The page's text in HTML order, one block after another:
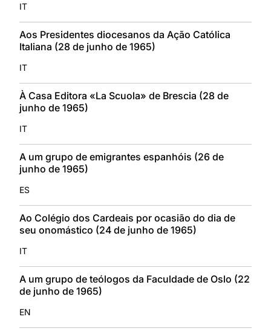
IT
Aos Presidentes diocesanos da Ação Católica
Italiana (28 de junho de 1965)
IT
À Casa Editora «La Scuola» de Brescia (28 de
junho de 1965)
IT
A um grupo de emigrantes espanhóis (26 de
junho de 1965)
ES
Ao Colégio dos Cardeais por ocasião do dia de
seu onomástico (24 de junho de 1965)
IT
A um grupo de teólogos da Faculdade de Oslo (22
de junho de 1965)
EN